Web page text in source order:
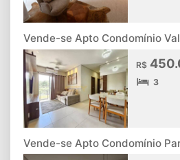
Vende-se Apto Condomínio
R$
3
Vende-se Apto Condomínio